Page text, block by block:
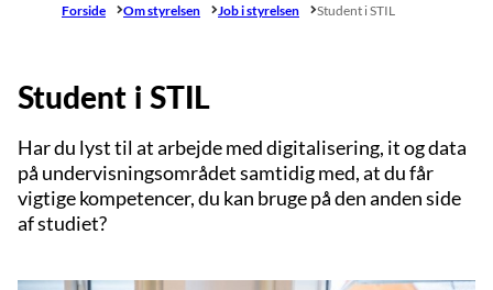
Forside Om styrelsen Job i styrelsen Student i STIL
Student i STIL
Har du lyst til at arbejde med digitalisering, it og data
på undervisningsområdet samtidig med, at du får
vigtige kompetencer, du kan bruge på den anden side
af studiet?